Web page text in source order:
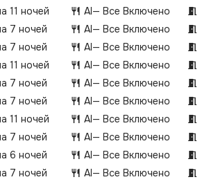
11 ночей
AI— Все Включено
7 ночей
AI— Все Включено
7 ночей
AI— Все Включено
11 ночей
AI— Все Включено
7 ночей
AI— Все Включено
7 ночей
AI— Все Включено
11 ночей
AI— Все Включено
7 ночей
AI— Все Включено
6 ночей
AI— Все Включено
7 ночей
AI— Все Включено